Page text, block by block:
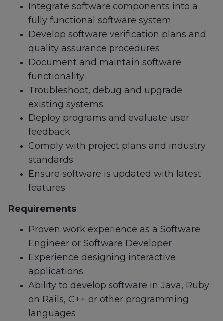
Integrate software components into a
fully functional software system
Develop software verification plans and
quality assurance procedures
Document and maintain software
functionality
Troubleshoot, debug and upgrade
existing systems
Deploy programs and evaluate user
feedback
Comply with project plans and industry
standards
Ensure software is updated with latest
features
Requirements
Proven work experience as a Software
Engineer or Software Developer
Experience designing interactive
applications
Ability to develop software in Java, Ruby
on Rails, C++ or other programming
languages